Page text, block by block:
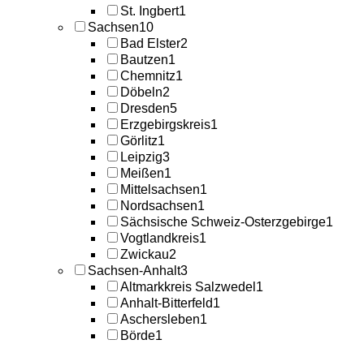
St. Ingbert1
Sachsen10
Bad Elster2
Bautzen1
Chemnitz1
Döbeln2
Dresden5
Erzgebirgskreis1
Görlitz1
Leipzig3
Meißen1
Mittelsachsen1
Nordsachsen1
Sächsische Schweiz-Osterzgebirge1
Vogtlandkreis1
Zwickau2
Sachsen-Anhalt3
Altmarkkreis Salzwedel 1
Anhalt-Bitterfeld1
Aschersleben1
Börde1